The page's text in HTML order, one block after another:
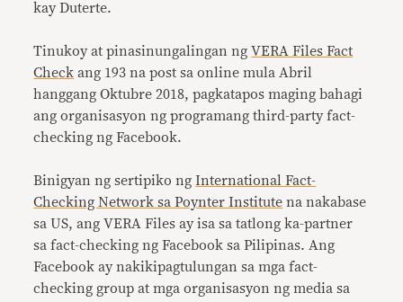
kay Duterte.
Tinukoy at pinasinungalingan ngVERA Files Fact
Check ang 193 na post sa online mula Abril
hanggang Oktubre 2018, pagkatapos maging bahagi
ang organisasyon ng programang third-party fact-
checking ng Facebook.
Binigyan ng sertipiko ngInternational Fact-
Checking Network sa Poynter Institute na nakabase
sa US, ang VERA Files ay isa sa tatlong ka-partner
sa fact-checking ng Facebook sa Pilipinas. Ang
Facebook ay nakikipagtulungan sa mga fact-
checking group at mga organisasyon ng media sa